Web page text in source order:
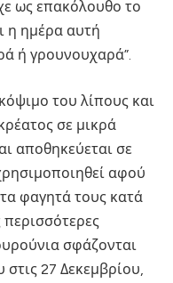
ως επακόλουθο το
η ημέρα αυτή
ή γρουνουχαρά”.
του λίπους και
σε μικρά
αποθηκεύεται σε
αφού
φαγητά τους κατά
περισσότερες
σφάζονται
27 Δεκεμβρίου,